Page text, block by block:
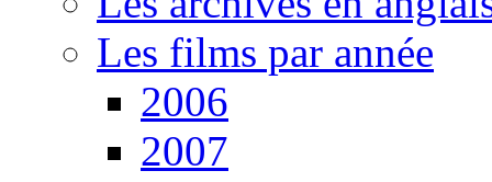
Les films par année
2006
2007